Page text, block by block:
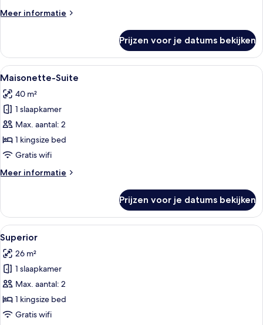
Meer informatie
Meer
mit
Wasserblick
Prijzen voor je datums bekijken
Alle
foto's
voor
Maisonette-
Suite
laden
Maisonette-Suite | Een kluis op de
5
Maisonette-Suite
40 m²
1 slaapkamer
Max. aantal: 2
1 kingsize bed
Gratis wifi
Meer informatie
Meer
Suite
Prijzen voor je datums bekijken
Alle
foto's
voor
Superior
laden
Een moderne hotelkamer met een
6
Superior
26 m²
1 slaapkamer
Max. aantal: 2
1 kingsize bed
Gratis wifi